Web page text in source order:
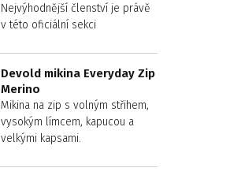
Nejvýhodnější členství je právě
v této oficiální sekci
Devold mikina Everyday Zip
Merino
Mikina na zip s volným střihem,
vysokým límcem, kapucou a
velkými kapsami.